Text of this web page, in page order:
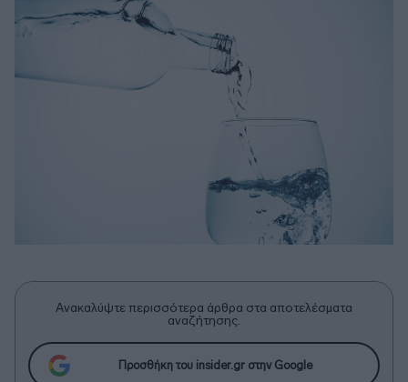
Ανακαλύψτε περισσότερα άρθρα στα αποτελέσματα
αναζήτησης.
Προσθήκη του insider.gr στην Google